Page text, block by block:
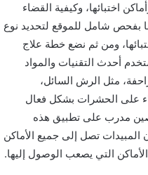
اختبائها، وكيفية القضاء
بفحص شامل للموقع لتحديد نوع
ومن ثم نضع خطة علاج
أحدث التقنيات والمواد
مثل الرش السائل،
على الحشرات بشكل فعال
مدرب على تطبيق هذه
المبيدات تصل إلى جميع الأماكن
التي يصعب الوصول إليها.